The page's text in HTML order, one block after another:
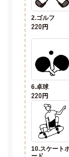
2.ゴルフ
220円
6.卓球
220円
10.スケート